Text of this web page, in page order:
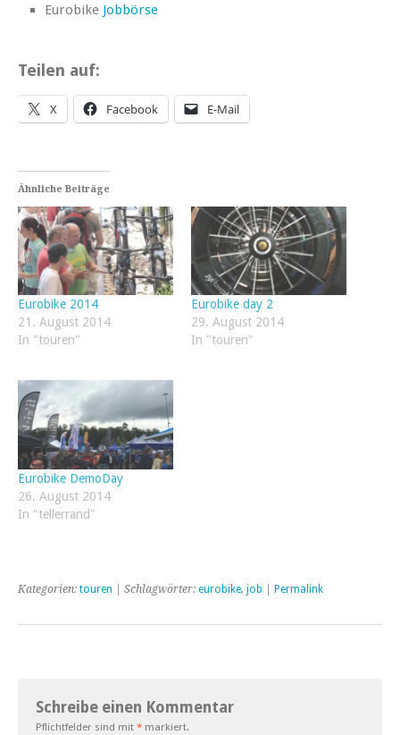
Eurobike Jobbörse
Teilen auf:
X Facebook E-Mail
Ähnliche Beiträge
Eurobike 2014
21. August 2014
In "touren"
Eurobike day 2
29. August 2014
In "touren"
Eurobike DemoDay
26. August 2014
In "tellerrand"
Kategorien: touren | Schlagwörter: eurobike, job Permalink
Schreibe einen Kommentar
Pflichtfelder sind mit * markiert.